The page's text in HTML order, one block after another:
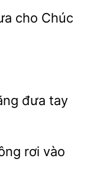
Chúc
đưa
rơi